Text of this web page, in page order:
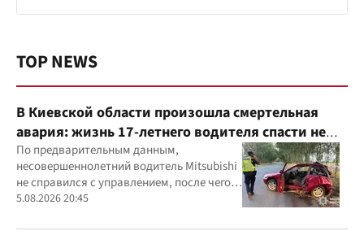
TOP NEWS
В Киевской области произошла смертельная
авария: жизнь 17-летнего водителя спасти не
удалось
По предварительным данным,
несовершеннолетний водитель Mitsubishi
не справился с управлением, после чего
автомобиль врезался в дерево
5.08.2026 20:45